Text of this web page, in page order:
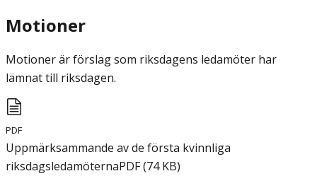
Motioner
Motioner är förslag som riksdagens ledamöter har
lämnat till riksdagen.
PDF
Uppmärksammande av de första kvinnliga
riksdagsledamöternaPDF(74 KB)